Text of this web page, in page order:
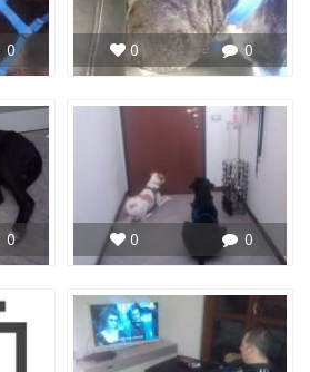
0 0 0
0 0 0